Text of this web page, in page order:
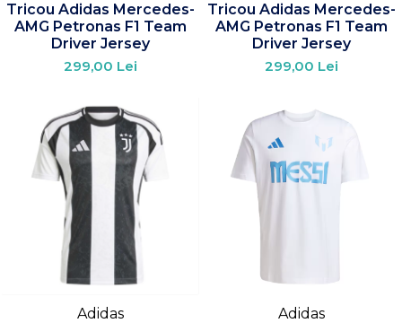
Tricou Adidas Mercedes-
AMG Petronas F1 Team
Driver Jersey
299,00 Lei
Tricou Adidas Mercedes-
AMG Petronas F1 Team
Driver Jersey
299,00 Lei
Adidas
Adidas